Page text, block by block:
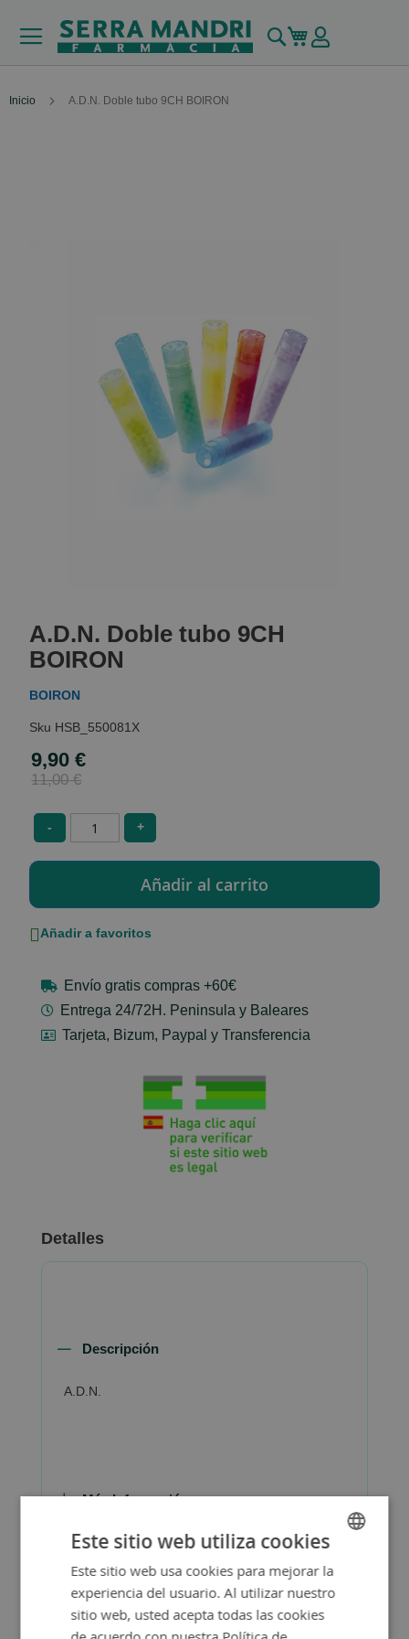
Buscar
Mi carrito
Inicio A.D.N. Doble tubo 9CH BOIRON
the
beginning
of
the
gallery
A.D.N. Doble tubo 9CH
BOIRON
BOIRON
HSB_550081X
Special
Price
9,90 €
11,00 €
- +
Añadir a favoritos
Envío gratis compras +60€
Entrega 24/72H. Peninsula y Baleares
Tarjeta, Bizum, Paypal y Transferencia
Detalles
Descripción
A.D.N.
Más Información
SPANISH
ENGLISH
Este sitio web utiliza cookies
Este sitio web usa cookies para mejorar la
experiencia del usuario. Al utilizar nuestro
sitio web, usted acepta todas las cookies